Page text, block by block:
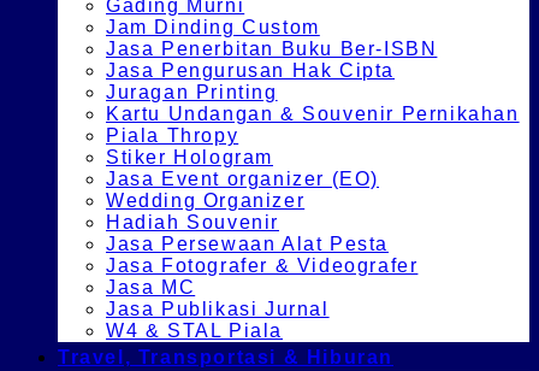
Gading Murni
Jam Dinding Custom
Jasa Penerbitan Buku Ber-ISBN
Jasa Pengurusan Hak Cipta
Juragan Printing
Kartu Undangan & Souvenir Pernikahan
Piala Thropy
Stiker Hologram
Jasa Event organizer (EO)
Wedding Organizer
Hadiah Souvenir
Jasa Persewaan Alat Pesta
Jasa Fotografer & Videografer
Jasa MC
Jasa Publikasi Jurnal
W4 & STAL Piala
Travel, Transportasi & Hiburan